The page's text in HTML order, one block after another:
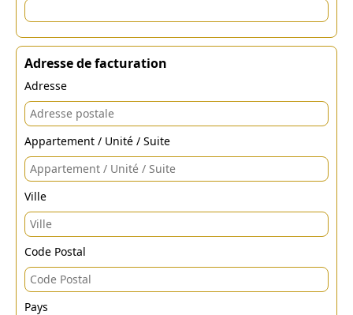
Adresse de facturation
Adresse
Appartement / Unité / Suite
Ville
Code Postal
Pays